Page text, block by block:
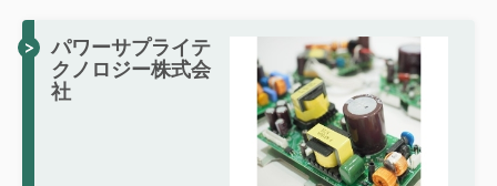
パワーサプライテ
クノロジー株式会
社